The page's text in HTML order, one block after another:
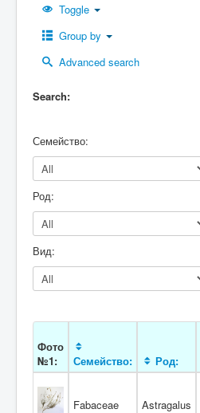
Toggle
Group by
Advanced search
Search:
Семейство:
Род:
Вид:
Фото
№1:
Семейство: Род:
Fabaceae Astragalus